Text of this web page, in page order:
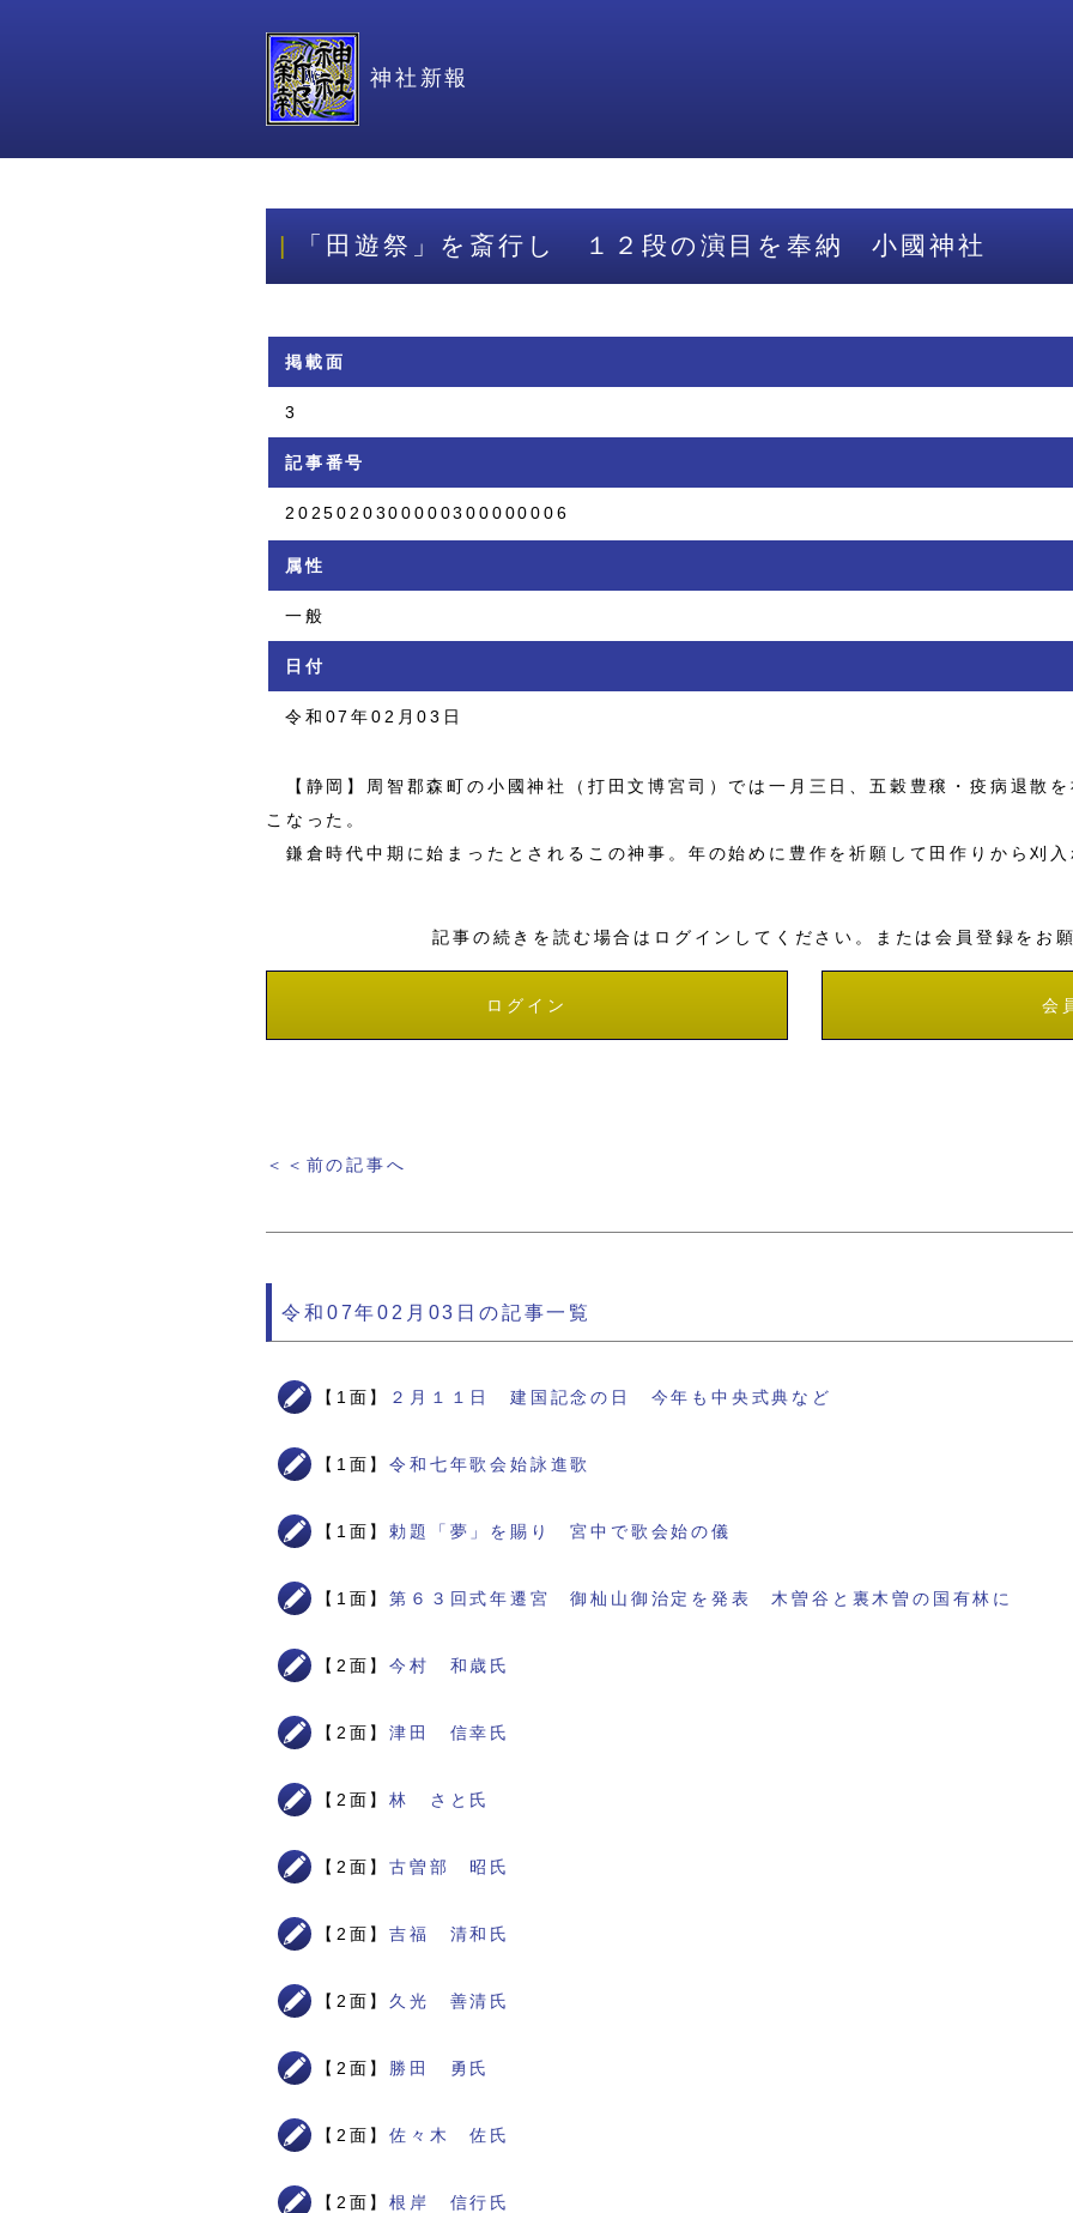
神社新報
「田遊祭」を斎行し １２段の演目を奉納 小國神社
掲載面
3
記事番号
2025020300000300000006
属性
一般
日付
令和07年02月03日
【静岡】周智郡森町の小國神社（打田文博宮司）では一月三日、五穀豊穣・疫病退散
こなった。
鎌倉時代中期に始まったとされるこの神事。年の始めに豊作を祈願して田作りから刈
記事の続きを読む場合はログインしてください。または会員登録をお
ログイン 会
＜＜前の記事へ
令和07年02月03日の記事一覧
【1面】 ２月１１日 建国記念の日 今年も中央式典など
【1面】令和七年歌会始詠進歌
【1面】勅題「夢」を賜り 宮中で歌会始の儀
【1面】第６３回式年遷宮 御杣山御治定を発表 木曽谷と裏木曽の国有林に
【2面】今村 和歳氏
【2面】津田 信幸氏
【2面】林 さと氏
【2面】古曽部 昭氏
【2面】吉福 清和氏
【2面】 久光 善清氏
【2面】 勝田 勇氏
【2面】佐々木 佐氏
【2面】根岸 信行氏